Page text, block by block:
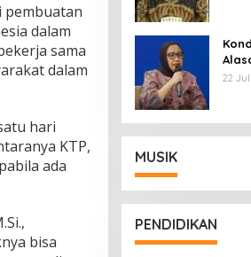
pembuatan
dalam
sama
dalam
hari
KTP,
ada
bisa
22
MUSIK
PENDIDIKAN